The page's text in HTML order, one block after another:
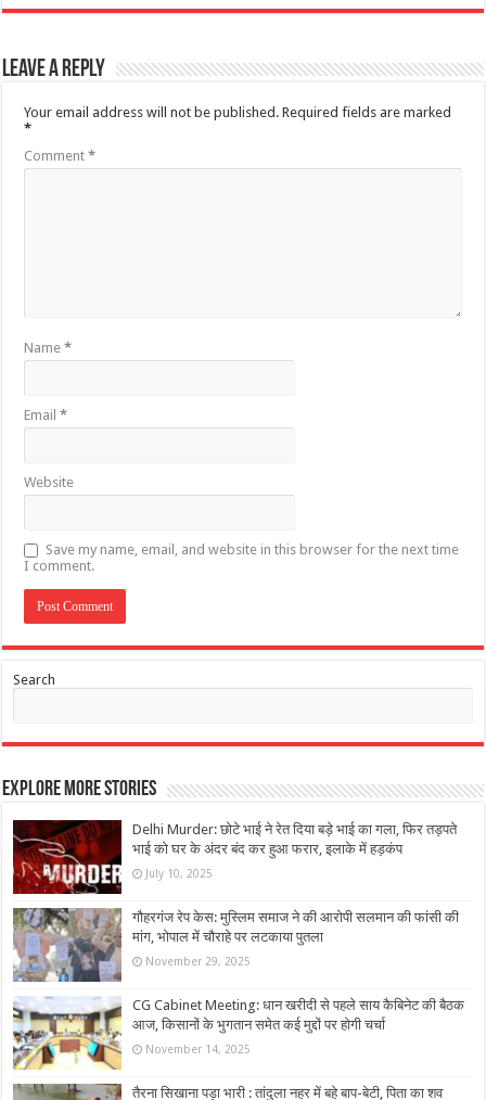
Leave a Reply
Your email address will not be published. Required fields are marked
*
Comment*
Name*
Email*
Website
Save my name, email, and website in this browser for the next time
I comment.
Search
Explore More Stories
Delhi Murder: छोटे भाई ने रेत दिया बड़े भाई का गला, फिर तड़पते
भाई को घर के अंदर बंद कर हुआ फरार, इलाके में हड़कंप
July 10, 2025
गौहरगंज रेप केस: मुस्लिम समाज ने की आरोपी सलमान की फांसी की
मांग, भोपाल में चौराहे पर लटकाया पुतला
November 29, 2025
CG Cabinet Meeting: धान खरीदी से पहले साय कैबिनेट की बैठक
आज, किसानों के भुगतान समेत कई मुद्दों पर होगी चर्चा
November 14, 2025
तैरना सिखाना पड़ा भारी : तांदुला नहर में बहे बाप-बेटी, पिता का शव